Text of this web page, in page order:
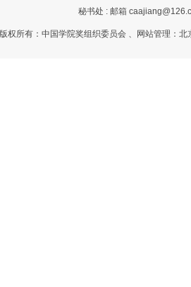
秘书处 : 邮箱
版权所有：中国学院奖组织委员会 、网站管理：